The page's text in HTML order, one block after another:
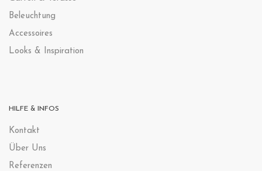
Beleuchtung
Accessoires
Looks & Inspiration
HILFE & INFOS
Kontakt
Über Uns
Referenzen